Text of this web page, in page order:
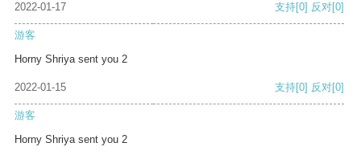
2022-01-17 支持[0] 反对[0]
游客
Horny Shriya sent you 2
2022-01-15 支持[0] 反对[0]
游客
Horny Shriya sent you 2